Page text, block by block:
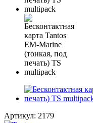
Артикул: 2179